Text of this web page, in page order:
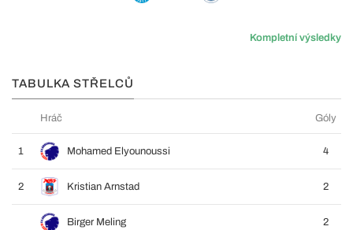
Kompletní výsledky
TABULKA STŘELCŮ
Hráč Góly
1 Mohamed Elyounoussi 4
2 Kristian Arnstad 2
Birger Meling 2